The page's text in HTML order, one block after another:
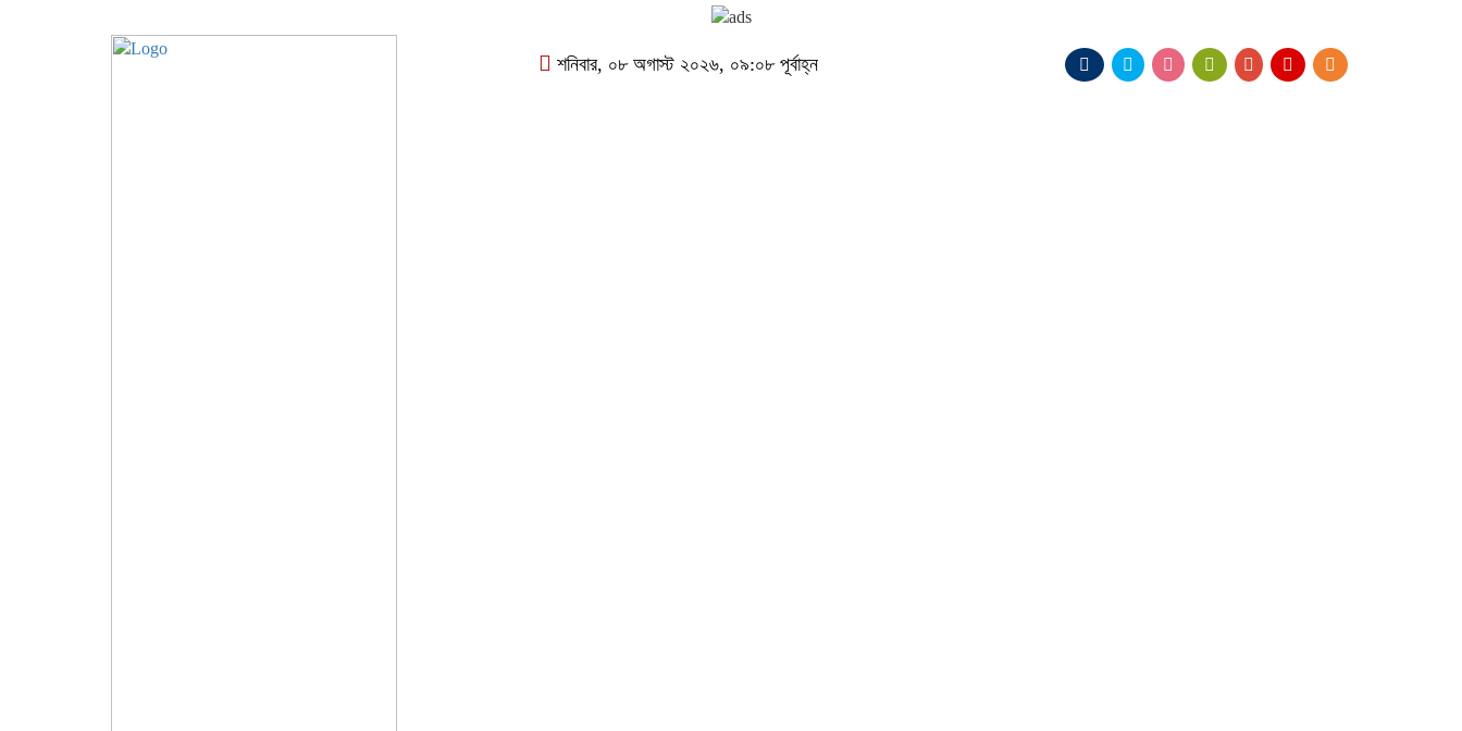
শনিবার, ০৮ অগাস্ট ২০২৬, ০৯:০৮ পূর্বাহ্ন